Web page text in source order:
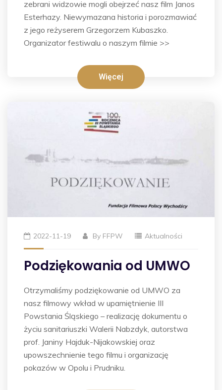
zebrani widzowie mogli obejrzeć nasz film Janos
Esterhazy. Niewymazana historia i porozmawiać
z jego reżyserem Grzegorzem Kubaszko.
Organizator festiwalu o naszym filmie >>
Więcej
2022-11-19 By FFPW Aktualności
Podziękowania od UMWO
Otrzymaliśmy podziękowanie od UMWO za
nasz filmowy wkład w upamiętnienie III
Powstania Śląskiego – realizację dokumentu o
życiu sanitariuszki Walerii Nabzdyk, autorstwa
prof. Janiny Hajduk-Nijakowskiej oraz
upowszechnienie tego filmu i organizację
pokazów w Opolu i Prudniku.